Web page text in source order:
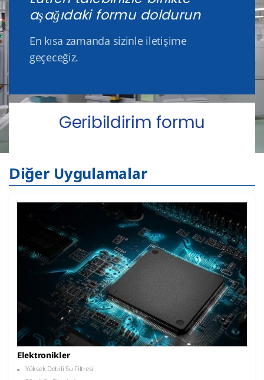
aşağıdaki formu doldurun
En kısa zamanda sizinle iletişime
geçeceğiz.
Geribildirim formu
Diğer Uygulamalar
Elektronikler
Yüksek Debili Su Filtresi